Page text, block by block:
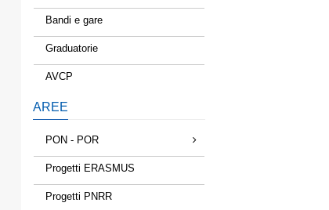
Bandi e gare
Graduatorie
AVCP
AREE
PON - POR
Progetti ERASMUS
Progetti PNRR